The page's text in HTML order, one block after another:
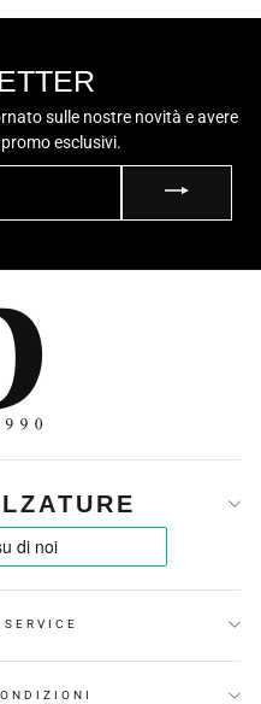
sulle nostre novità e avere
esclusivi.